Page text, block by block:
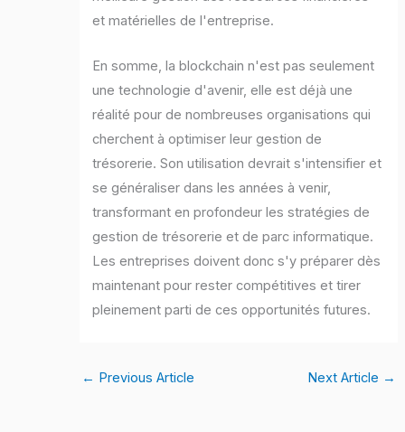
et matérielles de l'entreprise.
En somme, la blockchain n'est pas seulement
une technologie d'avenir, elle est déjà une
réalité pour de nombreuses organisations qui
cherchent à optimiser leur gestion de
trésorerie. Son utilisation devrait s'intensifier et
se généraliser dans les années à venir,
transformant en profondeur les stratégies de
gestion de trésorerie et de parc informatique.
Les entreprises doivent donc s'y préparer dès
maintenant pour rester compétitives et tirer
pleinement parti de ces opportunités futures.
← Previous Article Next Article →